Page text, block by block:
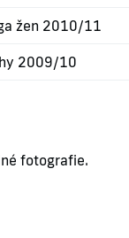
žen 2010/11
2009/10
fotografie.